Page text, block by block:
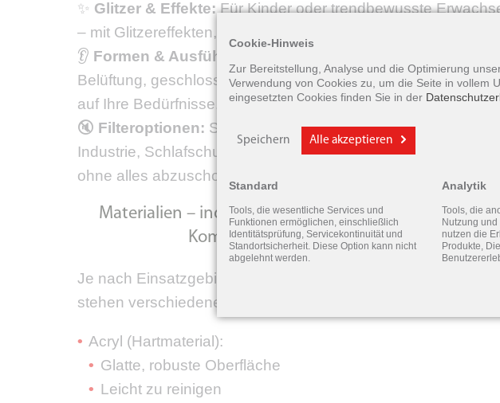
✨ Glitzer & Effekte:Für Kinder oder trendbewusste
– mit Glitzereffekten, Mustern oder Farbverläufen.
👂 Formen & Ausführungen:
Belüftung, geschlossene für höhere Dämmwirkung –
auf Ihre Bedürfnisse.
🔇 Filteroptionen: Spezielle Dämmfilter (z. B. für Musiker,
Industrie, Schlafschutz) ermöglichen gezielten Schallschutz,
ohne alles abzuschotten.
Materialien – individuell abgestimmt auf
Komfort & Hautverträglichkeit
Je nach Einsatzgebiet, Hauttyp und persönlichen Vorlieben
stehen verschiedene Materialien für Otoplastiken zur
Acryl (Hartmaterial):
Glatte, robuste Oberfläche
Leicht zu reinigen
Cookie-Hinweis
Zur Bereitstellung, Analyse und die Optimierung
Verwendung von Cookies zu, um die Seite in vollem
eingesetzten Cookies finden Sie in der
Speichern Alle akzeptieren
Standard
Tools, die wesentliche Services und
Funktionen ermöglichen, einschließlich
Identitätsprüfung, Servicekontinuität und
Standortsicherheit. Diese Option kann nicht
abgelehnt werden.
Analytik
Tools, die
Nutzung
nutzen die
Produkte,